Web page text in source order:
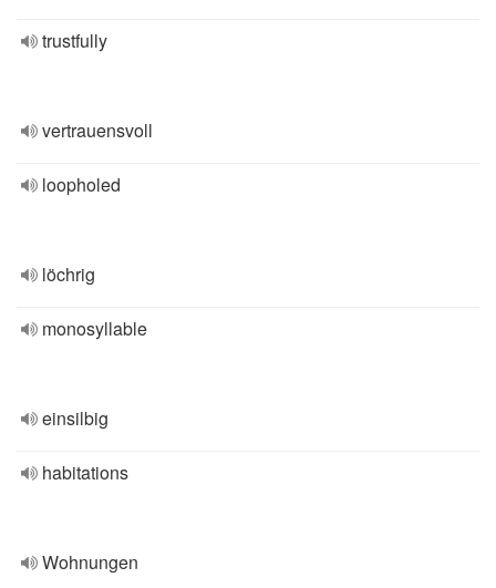
trustfully
vertrauensvoll
loopholed
löchrig
monosyllable
einsilbig
habitations
Wohnungen